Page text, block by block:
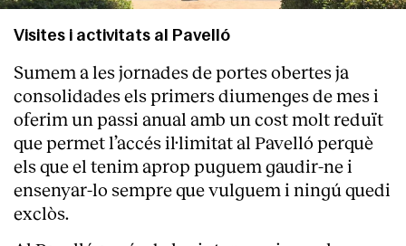
Serveis
Visites i activitats al Pavelló
Sumem a les jornades de portes obertes ja
consolidades els primers diumenges de mes i
oferim un passi anual amb un cost molt reduït
que permet l’accés il·limitat al Pavelló perquè
els que el tenim aprop puguem gaudir-ne i
ensenyar-lo sempre que vulguem i ningú quedi
exclòs.